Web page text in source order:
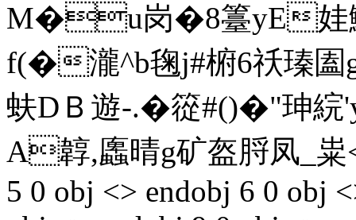
M�u岗�8籉yE娃
f(�瀧^b毱j#椨6祅瑧圔
蚨DＢ遊-.�篵#()�"珅綄'y/
A韕,蠯晴g矿盔脟凤_
5 0 obj <> endobj 6 0 obj